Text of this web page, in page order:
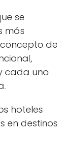
se
más
de
cada uno
hoteles
en destinos